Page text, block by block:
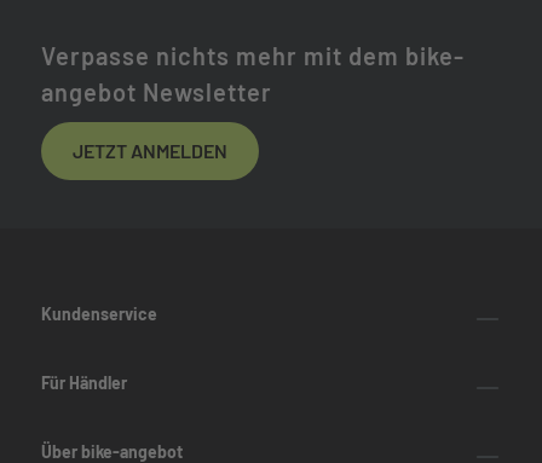
Verpasse nichts mehr mit dem bike-
angebot Newsletter
JETZT ANMELDEN
Kundenservice
Für Händler
Über bike-angebot